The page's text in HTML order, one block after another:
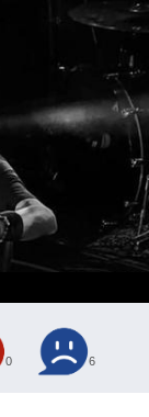
0 6